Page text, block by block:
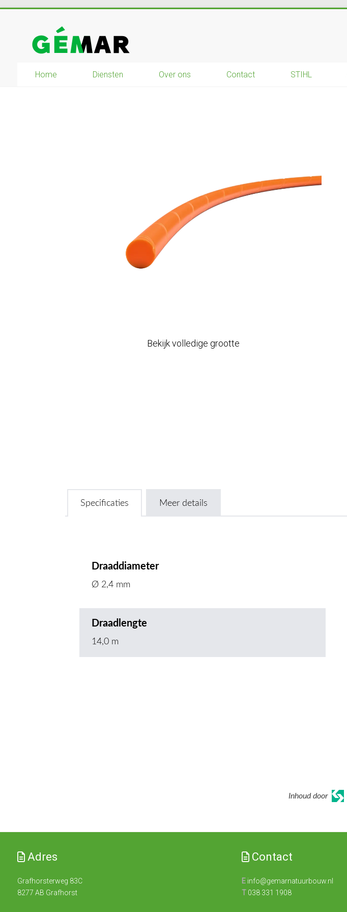
GEMAR
natuurbouw
Home Diensten Over ons Contact STIHL
Bekijk volledige grootte
Specificaties Meer details
Draaddiameter
Ø 2,4 mm
Draadlengte
14,0 m
Inhoud door
Adres
Grafhorsterweg 83C
8277 AB Grafhorst
Contact
E info@gemarnatuurbouw.nl
T 038 331 1908